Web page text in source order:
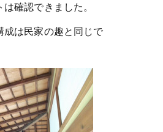
確認できました。
は民家の趣と同じで